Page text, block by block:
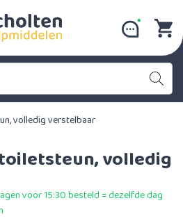
volledig verstelbaar
volledig
voor 15:30 besteld = dezelfde dag